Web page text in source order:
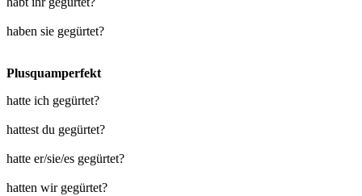
haben sie gegürtet?
Plusquamperfekt
hatte ich gegürtet?
hattest du gegürtet?
hatte er/sie/es gegürtet?
hatten wir gegürtet?